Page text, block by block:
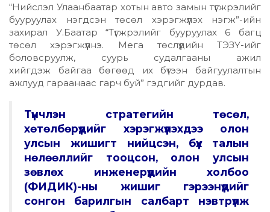
“Нийслэл Улаанбаатар хотын авто замын түгжрэлийг
бууруулах нэгдсэн төсөл хэрэгжүүлэх нэгж”-ийн
захирал У.Баатар “Түгжрэлийг бууруулах 6 багц
төсөл хэрэгжүүлнэ. Мега төслүүдийн ТЭЗҮ-ийг
боловсруулж, суурь судалгааны ажил
хийгдэж байгаа бөгөөд их бүтээн байгуулалтын
ажлууд гараанаас гарч буй” гэдгийг дурдав.
Түүнчлэн стратегийн төсөл,
хөтөлбөрүүдийг хэрэгжүүлэхдээ олон
улсын жишигт нийцсэн, бүх талын
нөлөөллийг тооцсон, олон улсын
зөвлөх инженерүүдийн холбоо
(ФИДИК)-ны жишиг гэрээнүүдийг
сонгон барилгын салбарт нэвтрүүлж